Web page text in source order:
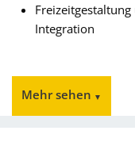
Integration